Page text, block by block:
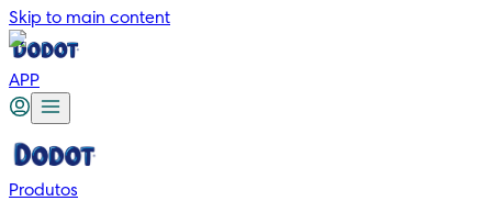
Skip to main content
APP
Produtos